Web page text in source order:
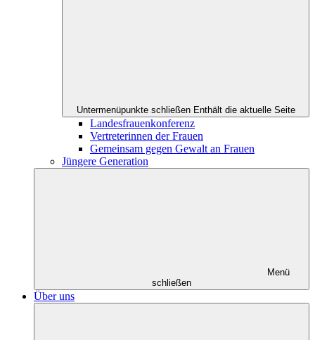
Untermenüpunkte schließen Enthält die aktuelle Seite
Landesfrauenkonferenz
Vertreterinnen der Frauen
Gemeinsam gegen Gewalt an Frauen
Jüngere Generation
Menü
schließen
Über uns